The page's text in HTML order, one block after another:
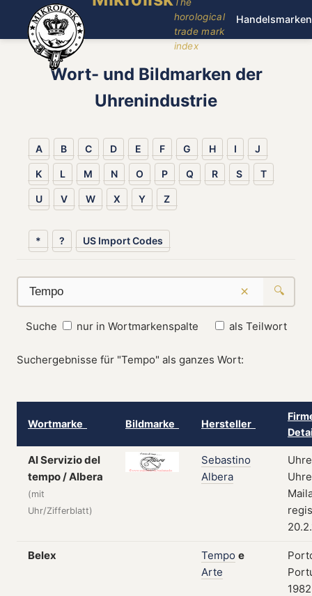
horological
trade mark
index
Handelsmarken
Wort- und Bildmarken der
Uhrenindustrie
A B C D E F G H I J
K L M N O P Q R S T
U V W X Y Z
* ? US Import Codes
× 🔍
Suche nur in Wortmarkenspalte als Teilwort
Suchergebnisse für "Tempo" als ganzes Wort:
Wortmarke Bildmarke Hersteller
Al Servizio del
tempo / Albera
(mit
Uhr/Zifferblatt)
Sebastino
Albera
Belex Tempo e
Arte
1982